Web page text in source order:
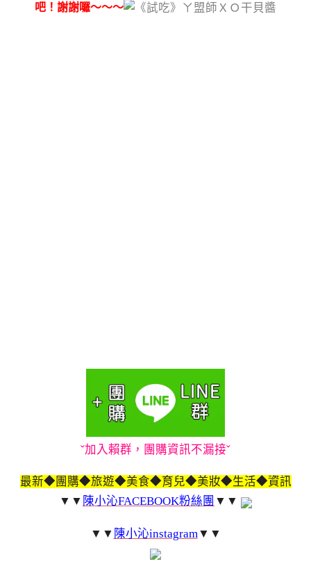
吧！謝謝囉～～～
ˇ加入賴群，團購資訊不漏接ˇ
最新◆團購◆旅遊◆美食◆育兒◆美妝◆生活◆資訊
▼▼ 陳小沁FACEBOOK粉絲團 ▼▼
▼▼ 陳小沁instagram▼▼